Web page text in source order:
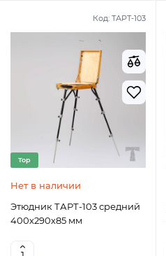
Код: ТАРТ-103
Top
Нет в наличии
Этюдник ТАРТ-103 средний
400х290х85 мм